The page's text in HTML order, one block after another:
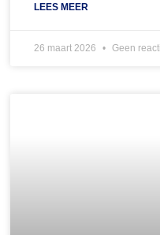
LEES MEER
26 maart 2026 Geen